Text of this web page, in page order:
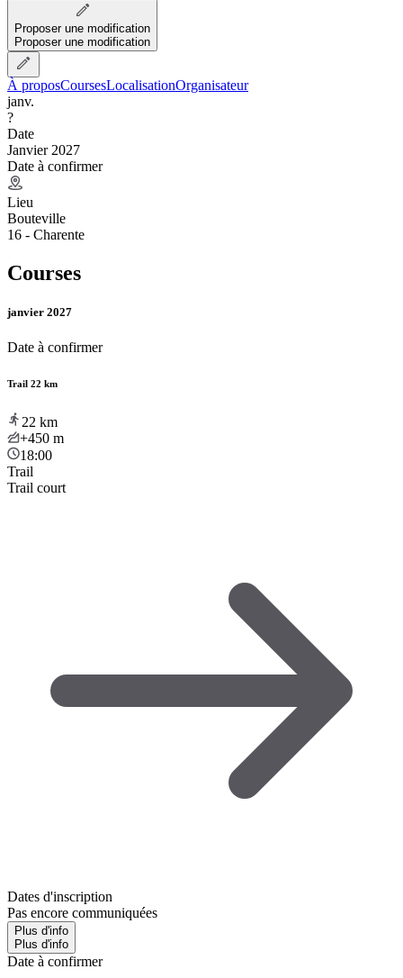
Proposer une modification
Proposer une modification
À proposCoursesLocalisationOrganisateur
janv.
?
Date
Janvier 2027
Date à confirmer
Lieu
Bouteville
16 - Charente
Courses
janvier 2027
Date à confirmer
Trail 22 km
22 km
+450 m
18:00
Trail
Trail court
Dates d'inscription
Pas encore communiquées
Plus d'info
Plus d'info
Date à confirmer